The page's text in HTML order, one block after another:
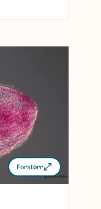
Forstørr